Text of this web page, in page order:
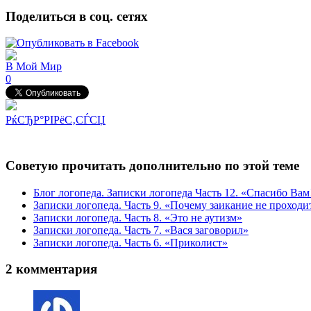
Поделиться в соц. сетях
В Мой Мир
0
РќСЂР°РІРёС‚СЃСЏ
Советую прочитать дополнительно по этой теме
Блог логопеда. Записки логопеда Часть 12. «Спасибо
Записки логопеда. Часть 9. «Почему заикание не
Записки логопеда. Часть 8. «Это не аутизм»
Записки логопеда. Часть 7. «Вася заговорил»
Записки логопеда. Часть 6. «Приколист»
2 комментария